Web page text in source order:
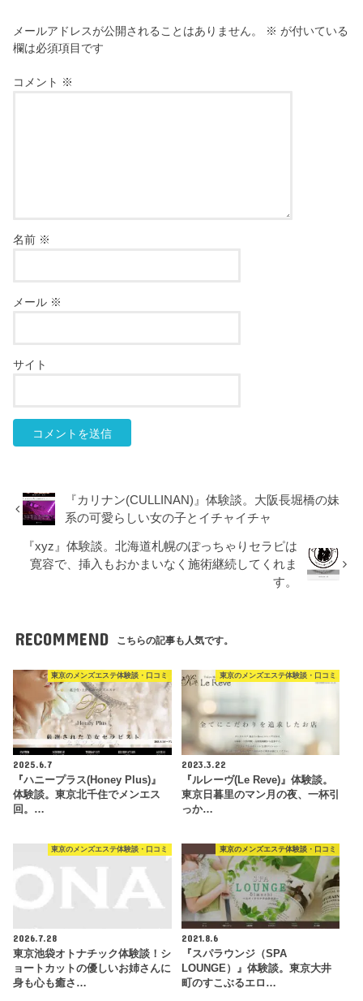
メールアドレスが公開されることはありません。 ※ が付いている
欄は必須項目です
コメント ※
名前 ※
メール ※
サイト
『カリナン(CULLINAN)』体験談。大阪長堀橋の妹
系の可愛らしい女の子とイチャイチャ
『xyz』体験談。北海道札幌のぽっちゃりセラピは
寛容で、挿入もおかまいなく施術継続してくれま
す。
RECOMMEND こちらの記事も人気です。
東京のメンズエステ体験談・口コミ
2025.6.7
『ハニープラス(Honey Plus)』
体験談。東京北千住でメンエス
回。…
東京のメンズエステ体験談・口コミ
2023.3.22
『ルレーヴ(Le Reve)』体験談。
東京日暮里のマン月の夜、一杯引
っか…
東京のメンズエステ体験談・口コミ
2026.7.28
東京池袋オトナチック体験談！シ
ョートカットの優しいお姉さんに
身も心も癒さ…
東京のメンズエステ体験談・口コミ
2021.8.6
『スパラウンジ（SPA
LOUNGE）』体験談。東京大井
町のすこぶるエロ…